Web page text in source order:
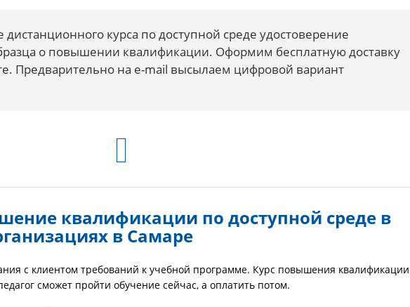
курса по доступной среде удостоверение
о повышении квалификации. Оформим бесплатную доставку
Предварительно на e-mail высылаем цифровой вариант
квалификации по доступной среде в
в Самаре
с клиентом требований к учебной программе. Курс повышения квалификации
сможет пройти обучение сейчас, а оплатить потом.